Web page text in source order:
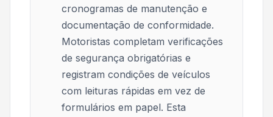
cronogramas de manutenção e
documentação de conformidade.
Motoristas completam verificações
de segurança obrigatórias e
registram condições de veículos
com leituras rápidas em vez de
formulários em papel. Esta